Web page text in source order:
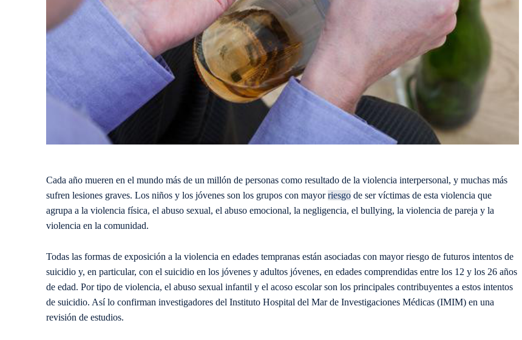
Cada año mueren en el mundo más de un millón de personas como resultado de la violencia interpersonal, y muchas más
sufren lesiones graves. Los niños y los jóvenes son los grupos con mayorriesgo de ser víctimas de esta violencia que
agrupa a la violencia física, el abuso sexual, el abuso emocional, la negligencia, el bullying, la violencia de pareja y la
violencia en la comunidad.
Todas las formas de exposición a la violencia en edades tempranas están asociadas con mayor riesgo de futuros intentos de
suicidio y, en particular, con el suicidio en los jóvenes y adultos jóvenes, en edades comprendidas entre los 12 y los 26 años
de edad. Por tipo de violencia, el abuso sexual infantil y el acoso escolar son los principales contribuyentes a estos intentos
de suicidio. Así lo confirman investigadores del Instituto Hospital del Mar de Investigaciones Médicas (IMIM) en una
revisión de estudios.